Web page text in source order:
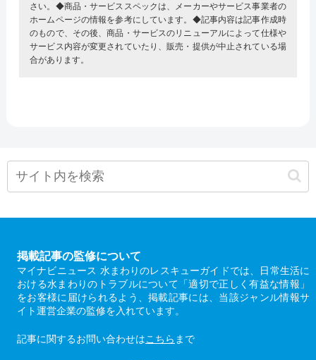
さい。◆商品・サービススペックは、メーカーやサービス事業者の
ホームページの情報を参考にしています。◆記事内容は記事作成時
のもので、その後、商品・サービスのリニューアルによって仕様や
サービス内容が変更されていたり、販売・提供が中止されている場
合があります。
掲載記事の監修について
マイナビニュース 水まわりのレスキューガイドでは、日常生活に
おける水まわりのトラブルについて「適切で正しく有益な情報」
をお客様に届けられるよう、掲載記事には、当該ジャンル情報サ
イト運営企業の監修を入れています。
記事に関するお問い合わせはこちら まで